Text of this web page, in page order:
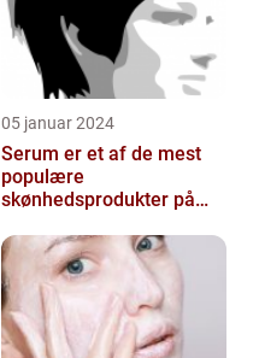
05 januar 2024
Serum er et af de mest
populære
skønhedsprodukter på
ansigt er en vigtig de...